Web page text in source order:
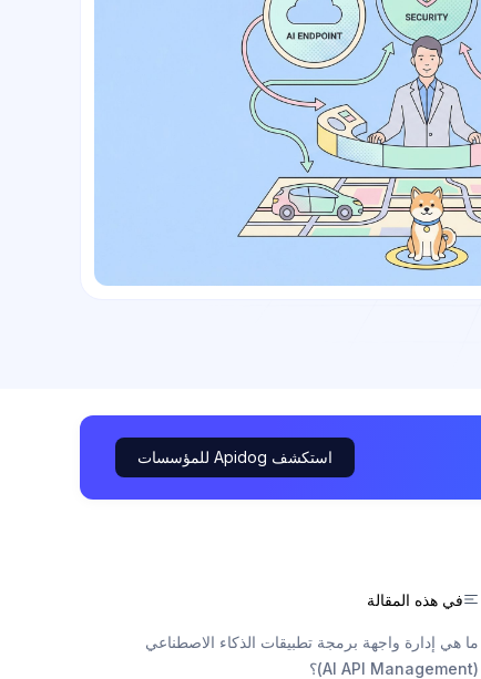
استكشف Apidog للمؤسسات
في هذه المقالة
ما هي إدارة واجهة برمجة تطبيقات الذكاء الاصطناعي
(AI API Management)؟